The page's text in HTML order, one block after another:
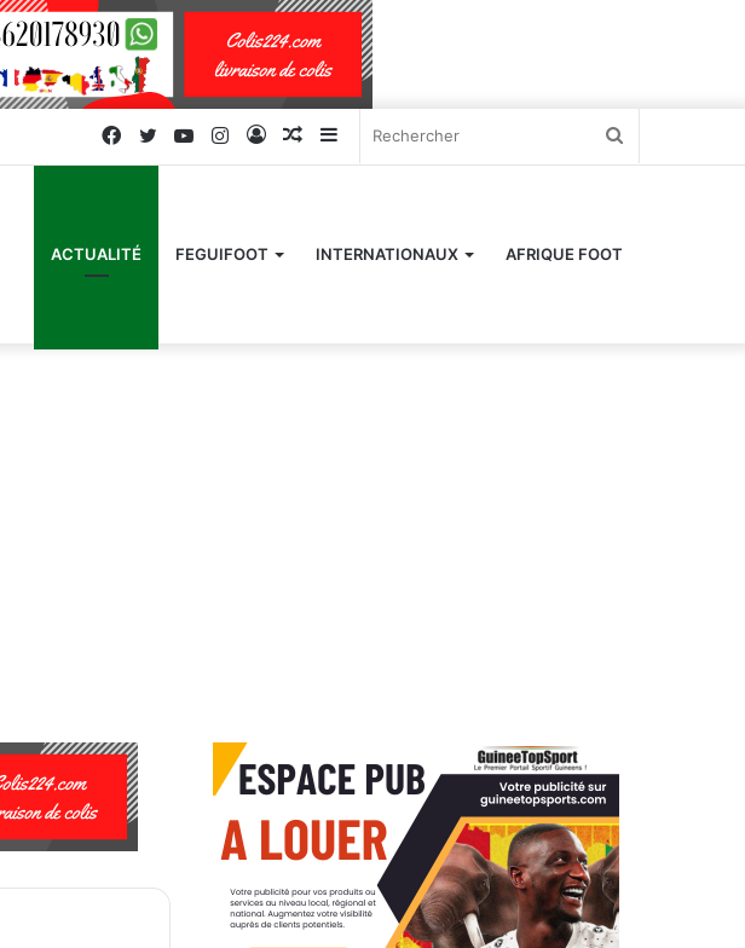
Sidebar
latérale)
Article
Connexion
Instagram
YouTube
Twitter
Facebook
ACTUALITÉ FEGUIFOOT INTERNATIONAUX AFRIQUE FOOT